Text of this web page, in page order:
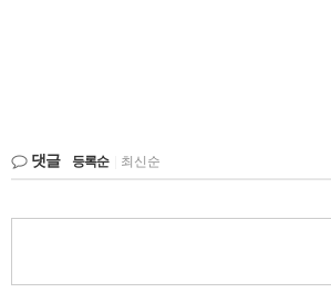
댓글 등록순 최신순